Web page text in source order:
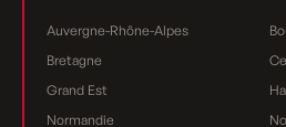
Auvergne-Rhône-Alpes
Bretagne
Grand Est
Normandie